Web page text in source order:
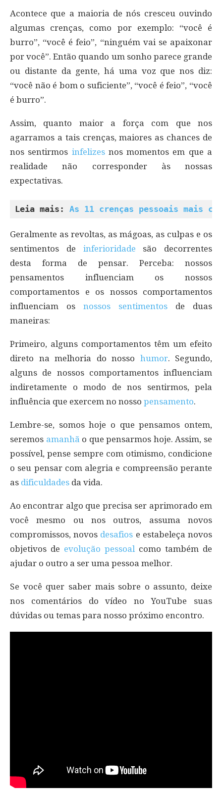
Acontece que a maioria de nós cresceu ouvindo
algumas crenças, como por exemplo: “você é
burro”, “você é feio”, “ninguém vai se apaixonar
por você”. Então quando um sonho parece grande
ou distante da gente, há uma voz que nos diz:
“você não é bom o suficiente”, “você é feio”, “você
é burro”.
Assim, quanto maior a força com que nos
agarramos a tais crenças, maiores as chances de
nos sentirmos infelizesnos momentos em que a
realidade não corresponder às nossas
expectativas.
Leia mais: As 11 crenças pessoais mais
Geralmente as revoltas, as mágoas, as culpas e os
sentimentos de inferioridade são decorrentes
desta forma de pensar. Perceba: nossos
pensamentos influenciam os nossos
comportamentos e os nossos comportamentos
influenciam os nossos sentimentos de duas
maneiras:
Primeiro, alguns comportamentos têm um efeito
direto na melhoria do nosso humor. Segundo,
alguns de nossos comportamentos influenciam
indiretamente o modo de nos sentirmos, pela
influência que exercem no nosso pensamento.
Lembre-se, somos hoje o que pensamos ontem,
seremos amanhã o que pensarmos hoje. Assim, se
possível, pense sempre com otimismo, condicione
o seu pensar com alegria e compreensão perante
as dificuldades da vida.
Ao encontrar algo que precisa ser aprimorado em
você mesmo ou nos outros, assuma novos
compromissos, novos desafios e estabeleça novos
objetivos de evolução pessoal como também de
ajudar o outro a ser uma pessoa melhor.
Se você quer saber mais sobre o assunto, deixe
nos comentários do vídeo no YouTube suas
dúvidas ou temas para nosso próximo encontro.